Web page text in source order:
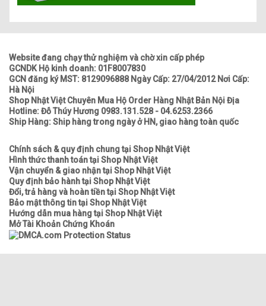
Website đang chạy thử nghiệm và chờ xin cấp phép
GCNDK Hộ kinh doanh: 01F8007830
GCN đăng ký MST: 8129096888 Ngày Cấp: 27/04/2012 Nơi Cấp:
Hà Nội
Shop Nhật Việt Chuyên Mua Hộ Order Hàng Nhật Bản Nội Địa
Hotline: Đỗ Thúy Hương 0983.131.528 - 04.6253.2366
Ship Hàng: Ship hàng trong ngày ở HN, giao hàng toàn quốc
Chính sách & quy định chung tại Shop Nhật Việt
Hình thức thanh toán tại Shop Nhật Việt
Vận chuyển & giao nhận tại Shop Nhật Việt
Quy định bảo hành tại Shop Nhật Việt
Đổi, trả hàng và hoàn tiền tại Shop Nhật Việt
Bảo mật thông tin tại Shop Nhật Việt
Hướng dẫn mua hàng tại Shop Nhật Việt
Mở Tài Khoản Chứng Khoán